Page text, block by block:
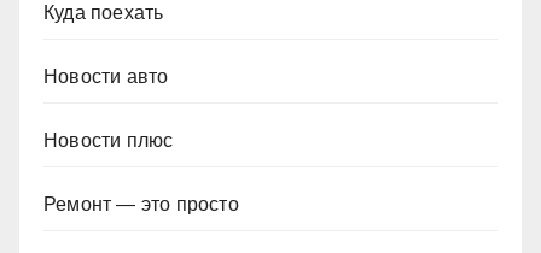
Куда поехать
Новости авто
Новости плюс
Ремонт — это просто